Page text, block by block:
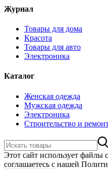
Журнал
Товары для дома
Красота
Товары для авто
Электроника
Каталог
Женская одежда
Мужская одежда
Электроника
Строительство и
Этот сайт использует
соглашаетесь с нашей